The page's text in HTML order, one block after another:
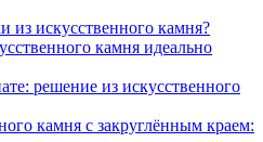
из искусственного камня?
камня идеально
решение из искусственного
камня с закруглённым краем: